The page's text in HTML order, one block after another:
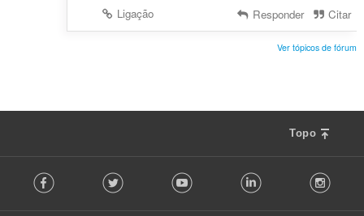
Ligação
Responder Citar
Ver tópicos de fórum
Topo
o Facebook Twitter Youtube LinkedIn